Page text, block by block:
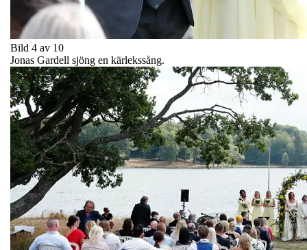
Bild 4 av 10
Jonas Gardell sjöng en kärlekssång.